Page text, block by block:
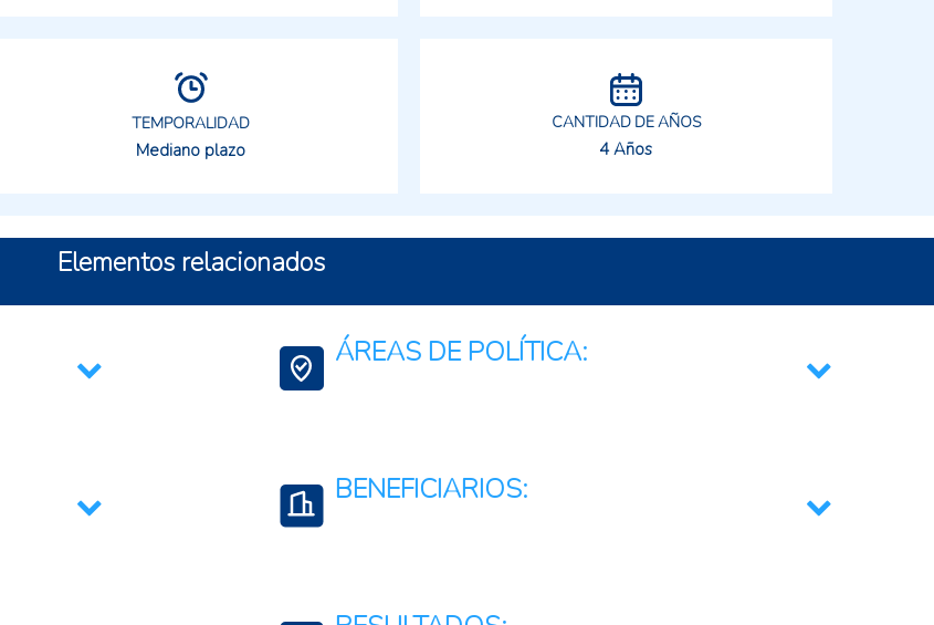
TEMPORALIDAD
Mediano plazo
CANTIDAD DE AÑOS
4 Años
Elementos relacionados
ÁREAS DE POLÍTICA:
BENEFICIARIOS: